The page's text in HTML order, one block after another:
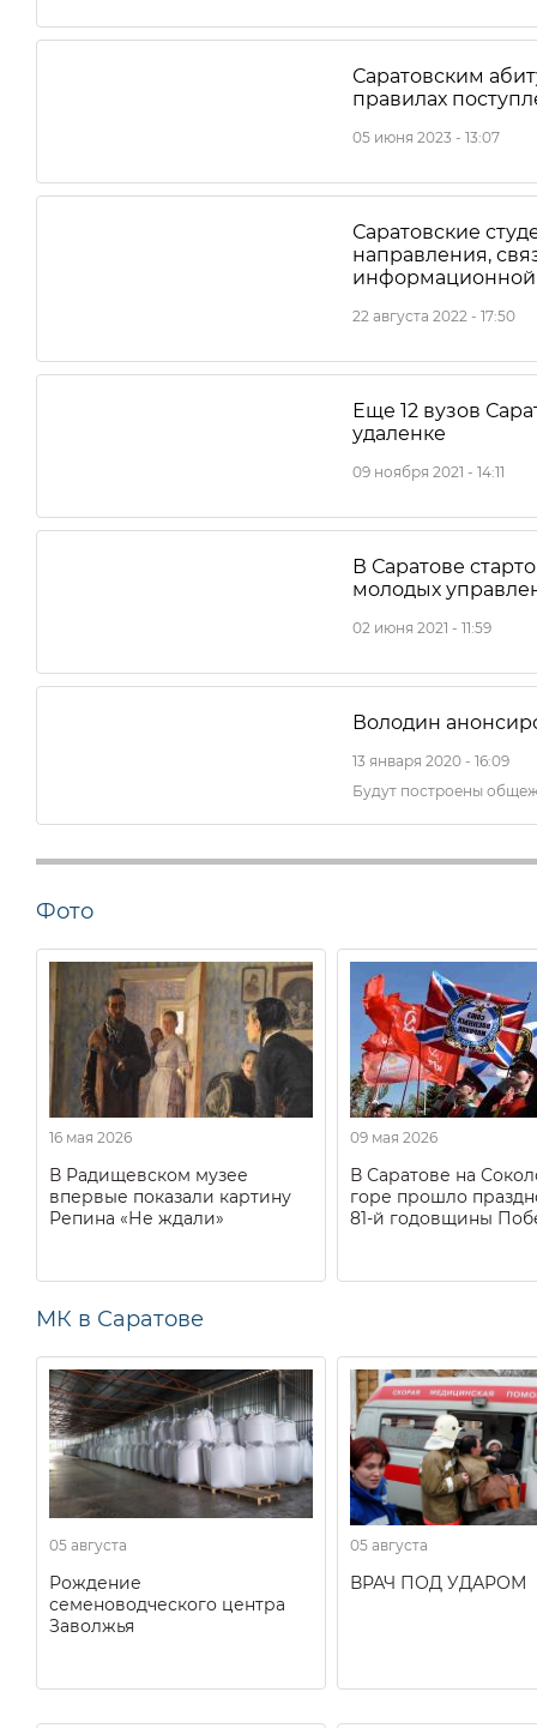
Саратовским
правилах
05 июня 2023 - 13:07
Саратовские
направления,
информационной
22 августа 2022 - 17:50
Еще 12 вузов
удаленке
09 ноября 2021 - 14:11
В Саратове
молодых
02 июня 2021 - 11:59
Володин
13 января 2020 - 16:09
Будут построены
Фото
16 мая 2026
В Радищевском музее
впервые показали картину
Репина «Не ждали»
09 мая 2026
В Саратове на
горе прошло
81-й годовщины
МК в Саратове
05 августа
Рождение
семеноводческого центра
Заволжья
05 августа
ВРАЧ ПОД УДАРОМ